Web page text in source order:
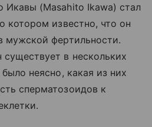
Икавы (Masahito Ikawa) стал
котором известно, что он
мужской фертильности.
в нескольких
неясно, какая из них
сперматозоидов к